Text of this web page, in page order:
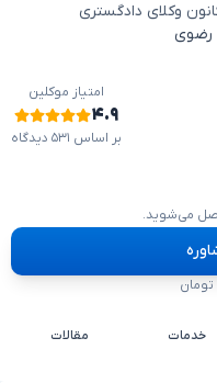
وکلای دادگستری
رضوی
امتیاز موکلین
۴.۹
بر اساس ۵۳۱ دیدگاه
می‌شوید.
تومان
خدمات مقالات